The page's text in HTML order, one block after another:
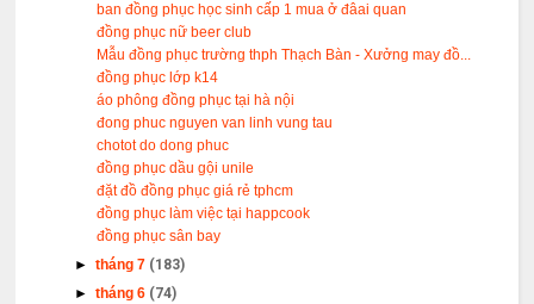
ban đồng phục học sinh cấp 1 mua ở đâai quan
đồng phục nữ beer club
Mẫu đồng phục trường thph Thạch Bàn - Xưởng may đồ...
đồng phục lớp k14
áo phông đồng phục tại hà nội
đong phuc nguyen van linh vung tau
chotot do dong phuc
đồng phục dầu gội unile
đặt đồ đồng phục giá rẻ tphcm
đồng phục làm việc tại happcook
đồng phục sân bay
►tháng 7 (183)
►tháng 6 (74)